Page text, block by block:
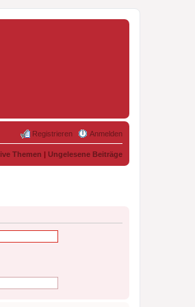
Anmelden
Registrieren
Themen | Ungelesene Beiträge